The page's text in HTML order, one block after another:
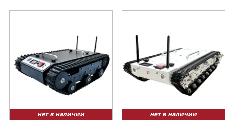
нет в наличии нет в наличии